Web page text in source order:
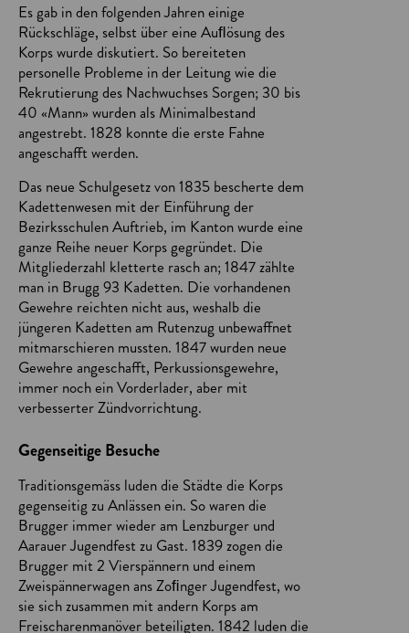
Es gab in den folgenden Jahren einige
Rückschläge, selbst über eine Auﬂösung des
Korps wurde diskutiert. So bereiteten
personelle Probleme in der Leitung wie die
Rekrutierung des Nachwuchses Sorgen; 30 bis
40 «Mann» wurden als Minimalbestand
angestrebt. 1828 konnte die erste Fahne
angeschafft werden.
Das neue Schulgesetz von 1835 bescherte dem
Kadettenwesen mit der Einführung der
Bezirksschulen Auftrieb, im Kanton wurde eine
ganze Reihe neuer Korps gegründet. Die
Mitgliederzahl kletterte rasch an; 1847 zählte
man in Brugg 93 Kadetten. Die vorhandenen
Gewehre reichten nicht aus, weshalb die
jüngeren Kadetten am Rutenzug unbewaffnet
mitmarschieren mussten. 1847 wurden neue
Gewehre angeschafft, Perkussionsgewehre,
immer noch ein Vorderlader, aber mit
verbesserter Zündvorrichtung.
Gegenseitige Besuche
Traditionsgemäss luden die Städte die Korps
gegenseitig zu Anlässen ein. So waren die
Brugger immer wieder am Lenzburger und
Aarauer Jugendfest zu Gast. 1839 zogen die
Brugger mit 2 Vierspännern und einem
Zweispännerwagen ans Zoﬁnger Jugendfest, wo
sie sich zusammen mit andern Korps am
Freischarenmanöver beteiligten. 1842 luden die